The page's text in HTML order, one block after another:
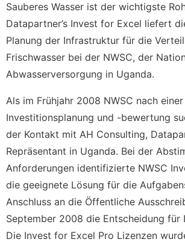
Sauberes Wasser ist der wichtigste
Datapartner’s Invest for Excel liefert
Planung der Infrastruktur für die
Frischwasser bei der NWSC, der
Abwasserversorgung in Uganda.
Als im Frühjahr 2008 NWSC nach
Investitionsplanung und -bewertung
der Kontakt mit AH Consulting,
Repräsentant in Uganda. Bei der
Anforderungen identifizierte NWSC
die geeignete Lösung für die
Anschluss an die Öffentliche
September 2008 die Entscheidung für
Die Invest for Excel Pro Lizenzen